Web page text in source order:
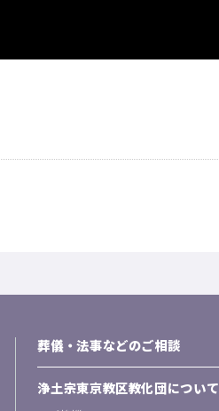
葬儀・法事などのご相談
浄土宗東京教区教化団について